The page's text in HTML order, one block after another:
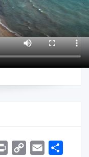
Print
Copy
Email